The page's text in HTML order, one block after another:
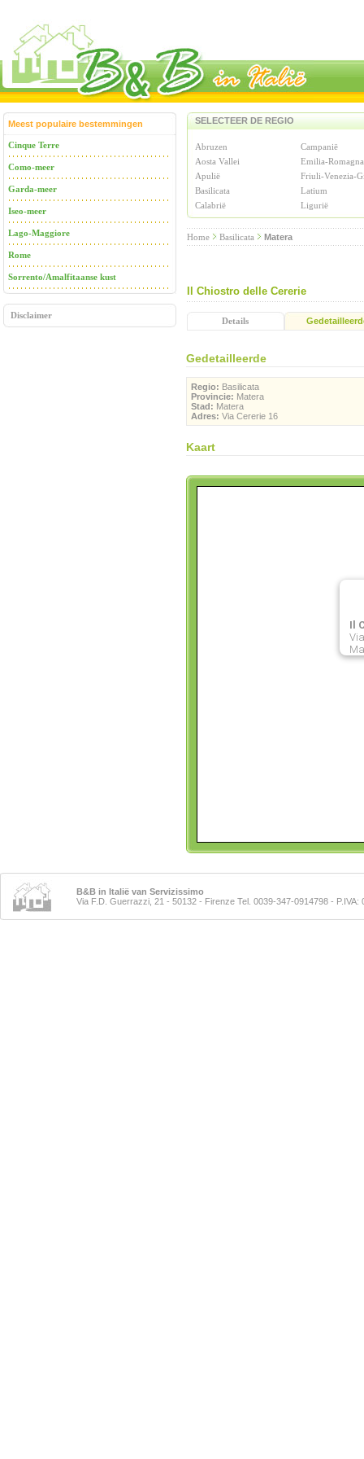
Meest populaire bestemmingen
Cinque Terre
Como-meer
Garda-meer
Iseo-meer
Lago-Maggiore
Rome
Sorrento/Amalfitaanse kust
Disclaimer
SELECTEER DE REGIO
Abruzen
Campanië
Aosta Vallei
Emilia-Romagna
Apulië
Friuli-Venezia-
Basilicata
Latium
Calabrië
Ligurië
Home Basilicata Matera
Il Chiostro delle Cererie
Details
Gedetailleerde
Regio: Basilicata
Provincie: Matera
Stad: Matera
Adres: Via Cererie 16
Kaart
Il
B&B in Italië van Servizissimo
Via F.D. Guerrazzi, 21 - 50132 - Firenze Tel. 0039-347-0914798 - P.IVA: